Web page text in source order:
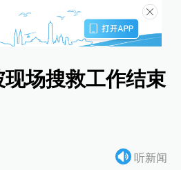
场搜救工作结束
听新闻